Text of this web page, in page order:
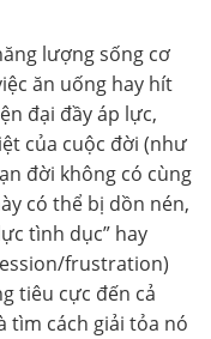
lượng sống cơ
ăn uống hay hít
đại đầy áp lực,
của cuộc đời (như
đời không có cùng
có thể bị dồn nén,
tình dục” hay
frustration)
tiêu cực đến cả
tìm cách giải tỏa nó